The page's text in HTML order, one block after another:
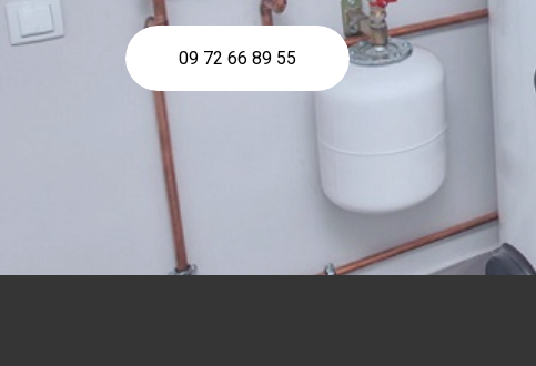
09 72 66 89 55